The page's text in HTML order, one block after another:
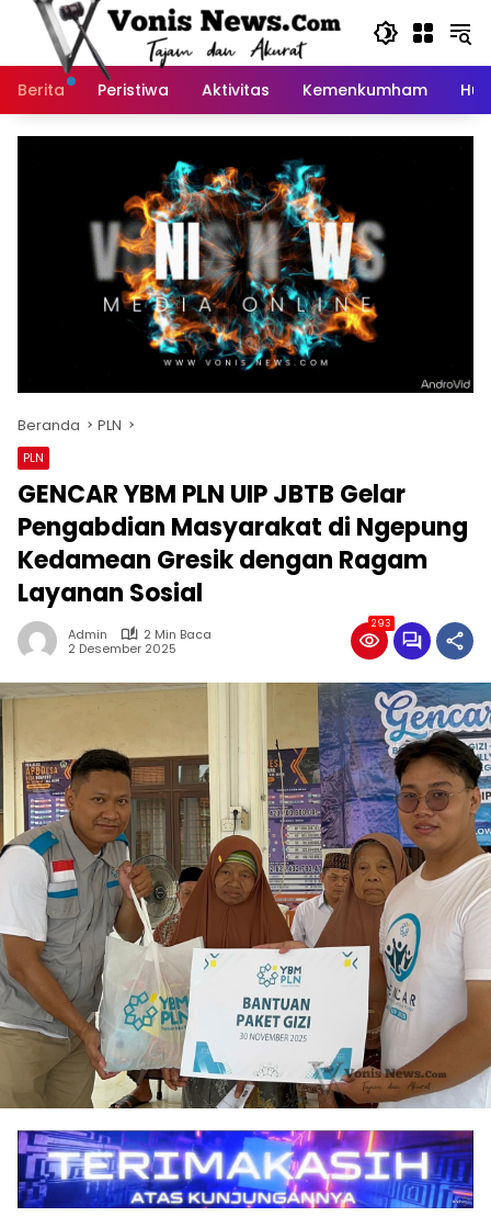
Langsung
Berita
Peristiwa Aktivitas Kemenkumham
Beranda PLN
PLN
GENCAR YBM PLN UIP JBTB Gelar
Pengabdian Masyarakat di Ngepung
Kedamean Gresik dengan Ragam
Layanan Sosial
Admin
2 Min Baca
2 Desember 2025
293